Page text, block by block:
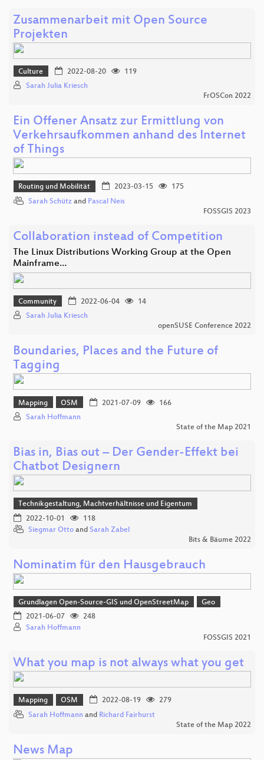
Zusammenarbeit mit Open Source
Projekten
Culture 2022-08-20
119
Sarah Julia Kriesch
FrOSCon 2022
Ein Offener Ansatz zur Ermittlung von
Verkehrsaufkommen anhand des Internet
of Things
Routing und Mobilität 2023-03-15
175
Sarah Schütz and Pascal Neis
FOSSGIS 2023
Collaboration instead of Competition
The Linux Distributions Working Group at the Open
Mainframe…
Community 2022-06-04
14
Sarah Julia Kriesch
openSUSE Conference 2022
Boundaries, Places and the Future of
Tagging
Mapping OSM 2021-07-09
166
Sarah Hoffmann
State of the Map 2021
Bias in, Bias out – Der Gender-Effekt bei
Chatbot Designern
Technikgestaltung, Machtverhältnisse und Eigentum
2022-10-01
118
Siegmar Otto and Sarah Zabel
Bits & Bäume 2022
Nominatim für den Hausgebrauch
Grundlagen Open-Source-GIS und OpenStreetMap
Geo
2021-06-07
248
Sarah Hoffmann
FOSSGIS 2021
What you map is not always what you get
Mapping OSM 2022-08-19
279
Sarah Hoffmann and Richard Fairhurst
State of the Map 2022
News Map